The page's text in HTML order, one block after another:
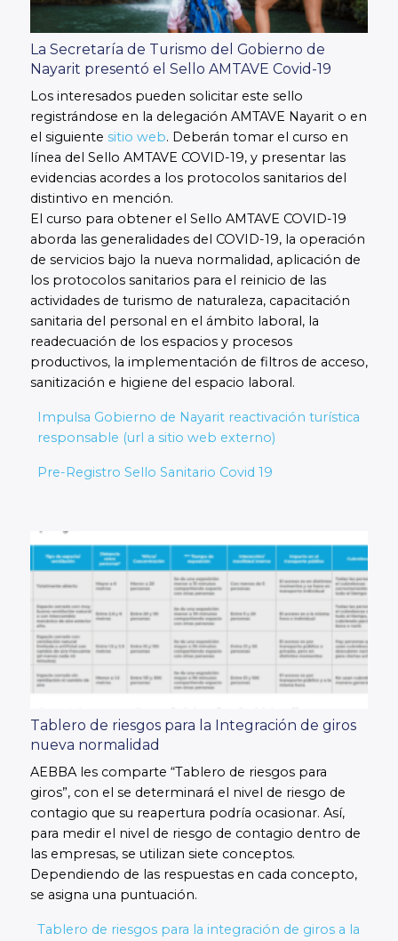
La Secretaría de Turismo del Gobierno de
Nayarit presentó el Sello AMTAVE Covid-19
Los interesados pueden solicitar este sello
registrándose en la delegación AMTAVE Nayarit o en
el siguiente sitio web. Deberán tomar el curso en
línea del Sello AMTAVE COVID-19, y presentar las
evidencias acordes a los protocolos sanitarios del
distintivo en mención.
El curso para obtener el Sello AMTAVE COVID-19
aborda las generalidades del COVID-19, la operación
de servicios bajo la nueva normalidad, aplicación de
los protocolos sanitarios para el reinicio de las
actividades de turismo de naturaleza, capacitación
sanitaria del personal en el ámbito laboral, la
readecuación de los espacios y procesos
productivos, la implementación de filtros de acceso,
sanitización e higiene del espacio laboral.
Impulsa Gobierno de Nayarit reactivación turística
responsable (url a sitio web externo)
Pre-Registro Sello Sanitario Covid 19
Tablero de riesgos para la Integración de giros
nueva normalidad
AEBBA les comparte “Tablero de riesgos para
giros”, con el se determinará el nivel de riesgo de
contagio que su reapertura podría ocasionar. Así,
para medir el nivel de riesgo de contagio dentro de
las empresas, se utilizan siete conceptos.
Dependiendo de las respuestas en cada concepto,
se asigna una puntuación.
Tablero de riesgos para la integración de giros a la